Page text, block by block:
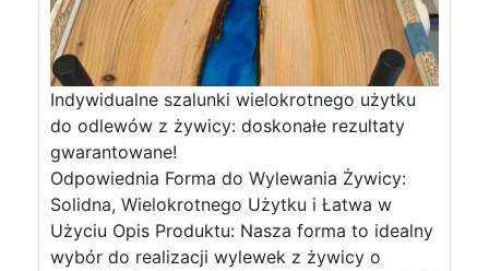
Indywidualne szalunki wielokrotnego użytku
do odlewów z żywicy: doskonałe rezultaty
gwarantowane!
Odpowiednia Forma do Wylewania Żywicy:
Solidna, Wielokrotnego Użytku i Łatwa w
Użyciu Opis Produktu: Nasza forma to idealny
wybór do realizacji wylewek z żywicy o